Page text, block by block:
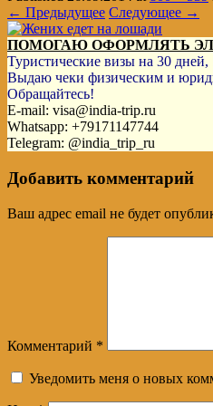
← Предыдущее Следующее →
ПОМОГАЮ ОФОРМЛЯТЬ
Туристические визы на 30 дней,
Выдаю чеки физическим и
Обращайтесь!
E-mail: visa@india-trip.ru
Whatsapp: +79171147744
Telegram: @india_trip_ru
Добавить комментарий
Ваш адрес email не будет
Комментарий *
Уведомить меня о новых